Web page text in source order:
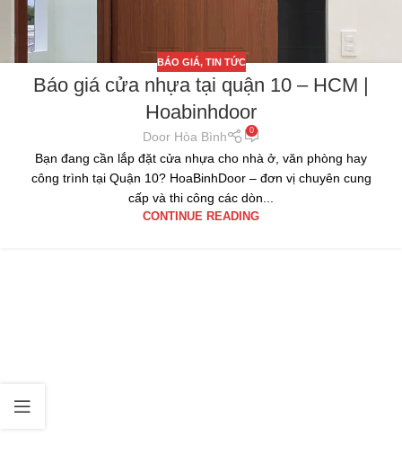
BÁO GIÁ, TIN TỨC
Báo giá cửa nhựa tại quận 10 – HCM |
Hoabinhdoor
Door Hòa Bình 0
Bạn đang cần lắp đặt cửa nhựa cho nhà ở, văn phòng hay
công trình tại Quận 10? HoaBinhDoor – đơn vị chuyên cung
cấp và thi công các dòn...
CONTINUE READING